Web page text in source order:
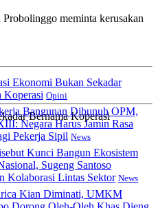
meminta kerusakan
Ekonomi Bukan Sekadar
Koperasi Opini
Bangunan Dibunuh OPM,
Negara Harus Jamin Rasa
Pekerja Sipil News
Kunci Bangun Ekosistem
Sugeng Santoso
Kolaborasi Lintas Sektor News
Kian Diminati, UMKM